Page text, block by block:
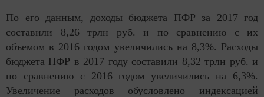
По его данным, доходы бюджета ПФР за 2017 год
составили 8,26 трлн руб. и по сравнению с их
объемом в 2016 годом увеличились на 8,3%. Расходы
бюджета ПФР в 2017 году составили 8,32 трлн руб. и
по сравнению с 2016 годом увеличились на 6,3%.
Увеличение расходов обусловлено индексацией